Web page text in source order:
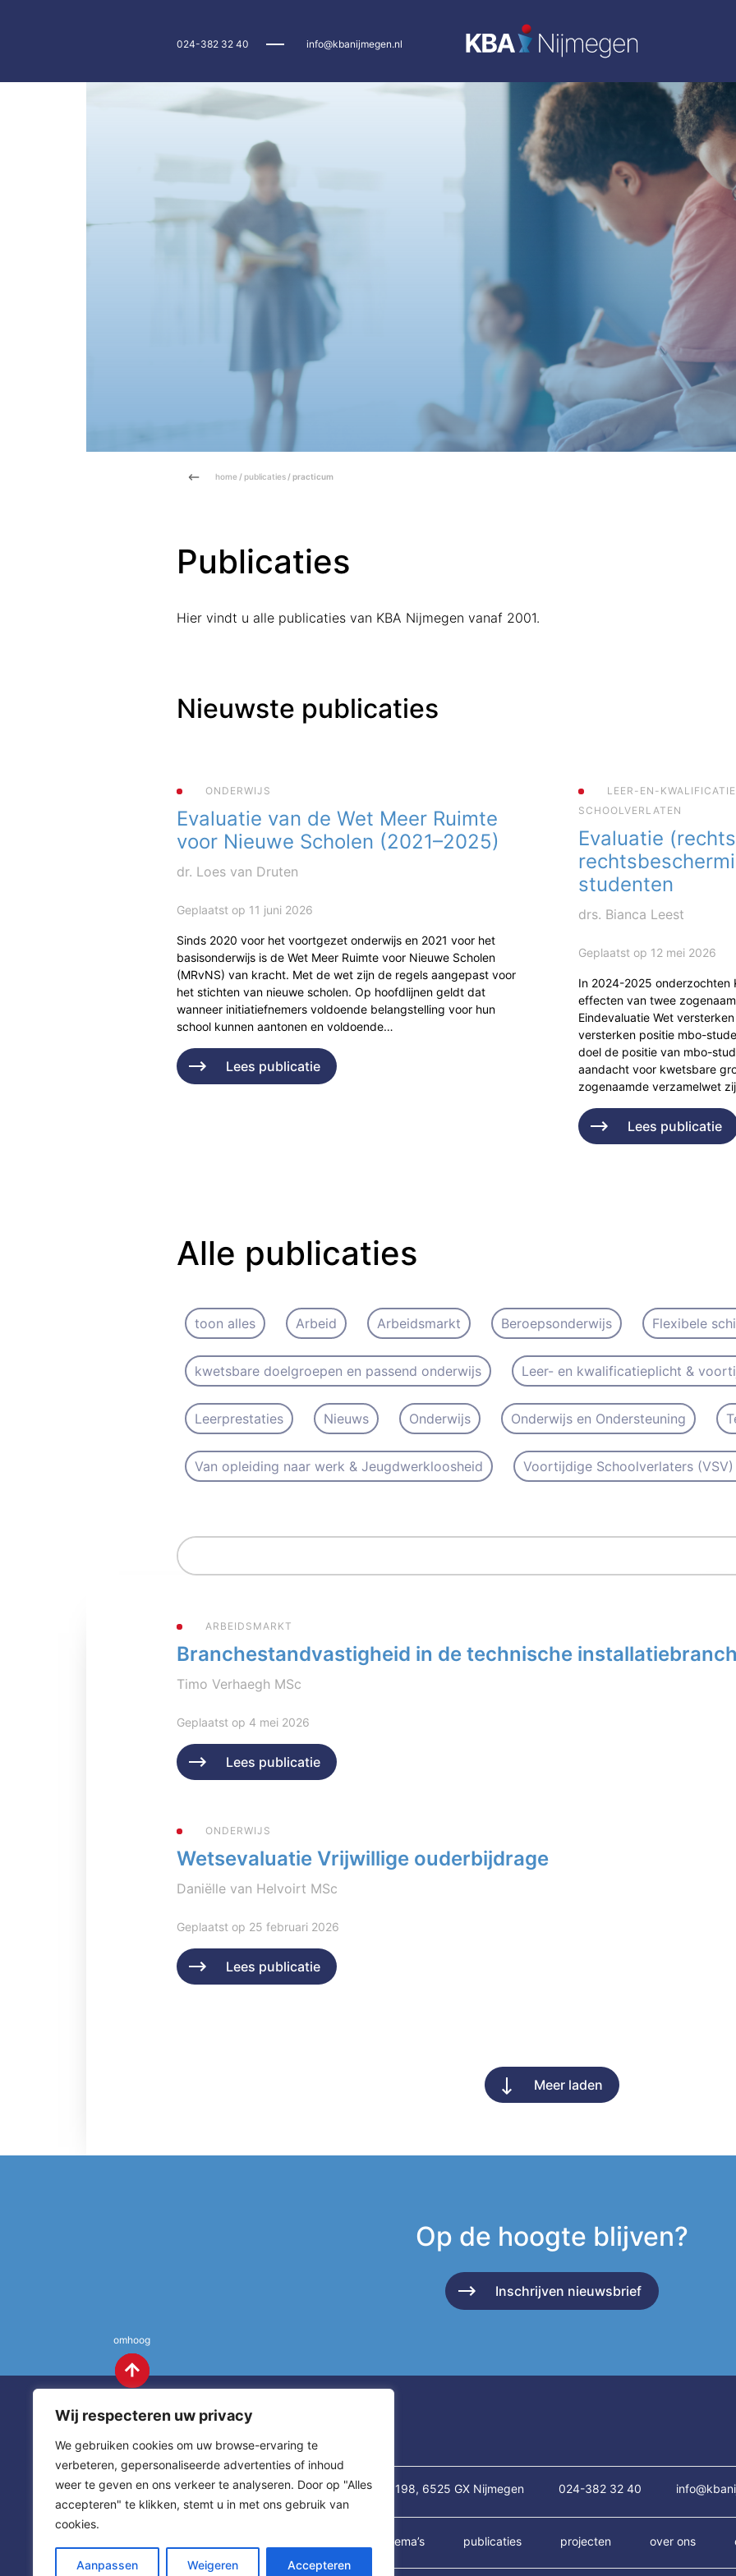
Wij respecteren uw privacy
We gebruiken cookies om uw browse-ervaring te
verbeteren, gepersonaliseerde advertenties of inhoud
weer te geven en ons verkeer te analyseren. Door op "Alles
accepteren" te klikken, stemt u in met ons gebruik van
cookies.
Aanpassen Weigeren Accepteren
024-382 32 40 info@kbanijmegen.nl
home / publicaties/ practicum
Publicaties
Hier vindt u alle publicaties van KBA Nijmegen vanaf 2001.
Nieuwste publicaties
ONDERWIJS
Evaluatie van de Wet Meer Ruimte
voor Nieuwe Scholen (2021–2025)
dr. Loes van Druten
Geplaatst op 11 juni 2026
Sinds 2020 voor het voortgezet onderwijs en 2021 voor het
basisonderwijs is de Wet Meer Ruimte voor Nieuwe Scholen
(MRvNS) van kracht. Met de wet zijn de regels aangepast voor
het stichten van nieuwe scholen. Op hoofdlijnen geldt dat
wanneer initiatiefnemers voldoende belangstelling voor hun
school kunnen aantonen en voldoende…
Lees publicatie
LEER-EN-
SCHOOLVERLATEN
Evaluatie
studenten
drs. Bianca Leest
Geplaatst op 12 mei 2026
In 2024-2025 onderzochten
effecten van twee
Eindevaluatie Wet
versterken positie mbo-
doel de positie van mbo-
aandacht voor kwetsbare
zogenaamde verzamelwet
Lees publicatie
Alle publicaties
toon alles Arbeid Arbeidsmarkt Beroepsonderwijs Flexibele
kwetsbare doelgroepen en passend onderwijs Leer- en kwalificatieplicht &
Leerprestaties Nieuws Onderwijs Onderwijs en Ondersteuning
Van opleiding naar werk & Jeugdwerkloosheid Voortijdige Schoolverlaters
ARBEIDSMARKT
Branchestandvastigheid in de technische
Timo Verhaegh MSc
Geplaatst op 4 mei 2026
Lees publicatie
ONDERWIJS
Wetsevaluatie Vrijwillige ouderbijdrage
Daniëlle van Helvoirt MSc
Geplaatst op 25 februari 2026
Lees publicatie
Meer laden
Op de hoogte blijven?
Inschrijven nieuwsbrief
omhoog
Contact St. Annastraat 198, 6525 GX Nijmegen 024-382 32 40
thema’s publicaties projecten over ons